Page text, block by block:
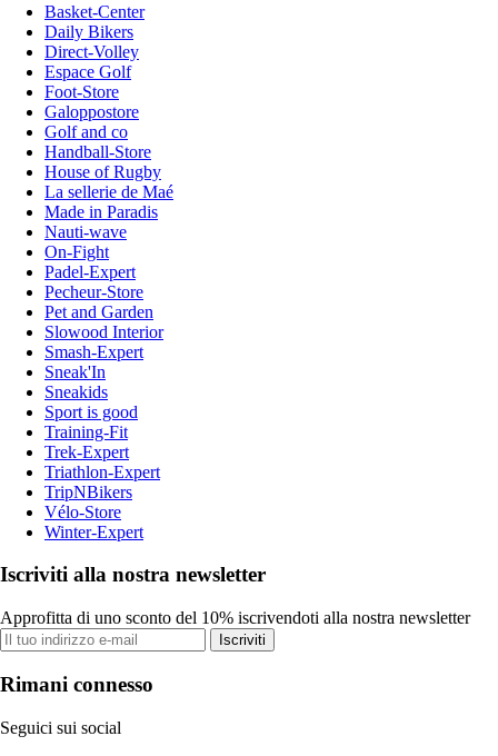
Basket-Center
Daily Bikers
Direct-Volley
Espace Golf
Foot-Store
Galoppostore
Golf and co
Handball-Store
House of Rugby
La sellerie de Maé
Made in Paradis
Nauti-wave
On-Fight
Padel-Expert
Pecheur-Store
Pet and Garden
Slowood Interior
Smash-Expert
Sneak'In
Sneakids
Sport is good
Training-Fit
Trek-Expert
Triathlon-Expert
TripNBikers
Vélo-Store
Winter-Expert
Iscriviti alla nostra newsletter
Approfitta di uno sconto del 10% iscrivendoti alla nostra newsletter
Iscriviti
Rimani connesso
Seguici sui social